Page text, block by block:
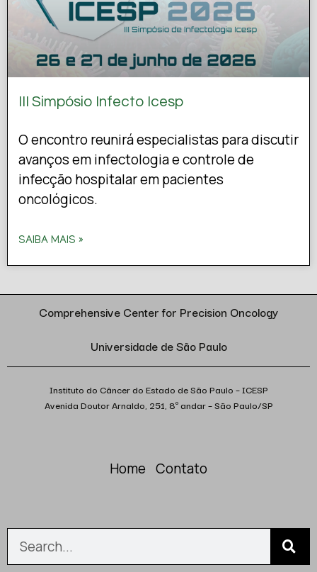
III Simpósio Infecto Icesp
O encontro reunirá especialistas para discutir
avanços em infectologia e controle de
infecção hospitalar em pacientes
oncológicos.
SAIBA MAIS »
Comprehensive Center for Precision Oncology
Universidade de São Paulo
Instituto do Câncer do Estado de São Paulo – ICESP
Avenida Doutor Arnaldo, 251, 8º andar – São Paulo/SP
Home Contato